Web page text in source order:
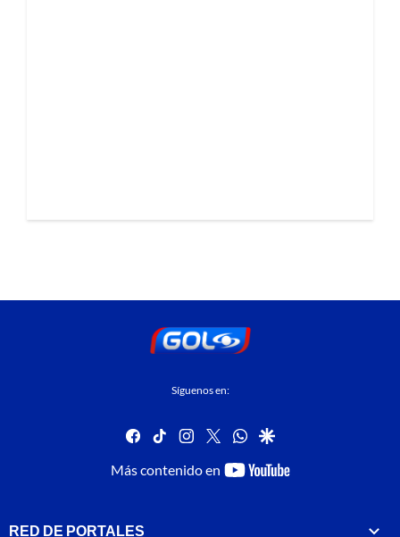
Síguenos en:
facebook
tiktok instagram
twitterwhatsapp
google
Más contenido en
youtube-
RED DE PORTALES